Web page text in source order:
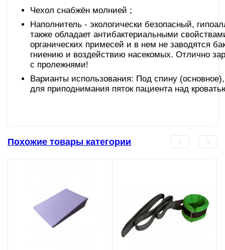
Чехол снабжён молнией ;
Наполнитель - экологически безопасный,
также обладает антибактериальными
органических примесей и в нем не заводятся
гниению и воздействию насекомых. Отлично
с пролежнями!
Варианты использования: Под спину
для приподнимания пяток пациента над
Похожие товары категории